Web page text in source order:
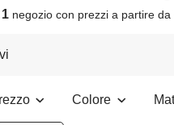
1 negoziocon prezzi a partire da
Colore